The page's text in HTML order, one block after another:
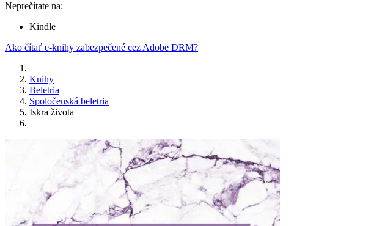
Neprečítate na:
Kindle
Ako čítať e-knihy zabezpečené cez Adobe DRM?
Knihy
Beletria
Spoločenská beletria
Iskra života